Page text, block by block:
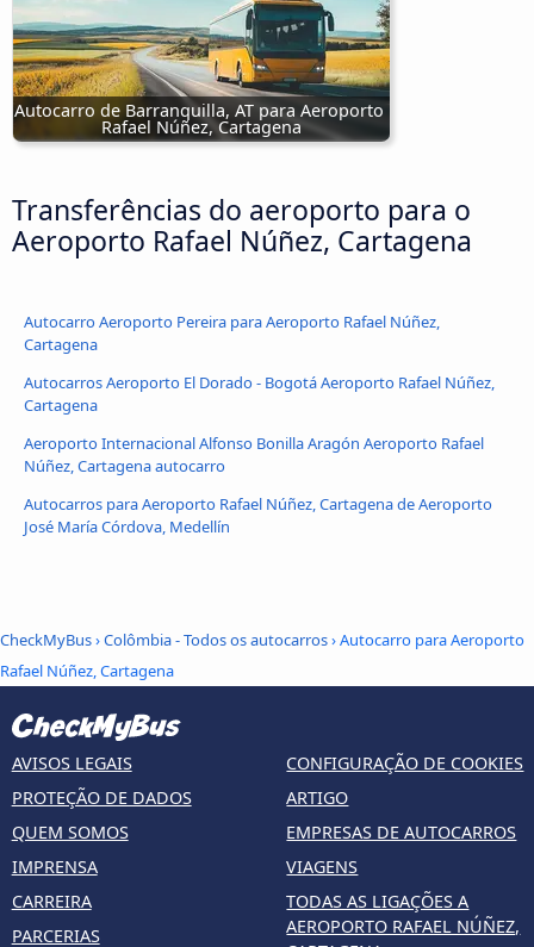
Autocarro de Barranquilla, AT para Aeroporto
Rafael Núñez, Cartagena
Transferências do aeroporto para o
Aeroporto Rafael Núñez, Cartagena
Autocarro Aeroporto Pereira para Aeroporto Rafael Núñez,
Cartagena
Autocarros Aeroporto El Dorado - Bogotá Aeroporto Rafael Núñez,
Cartagena
Aeroporto Internacional Alfonso Bonilla Aragón Aeroporto Rafael
Núñez, Cartagena autocarro
Autocarros para Aeroporto Rafael Núñez, Cartagena de Aeroporto
José María Córdova, Medellín
CheckMyBus›Colômbia - Todos os autocarros› Autocarro para Aeroporto
Rafael Núñez, Cartagena
AVISOS LEGAIS
PROTEÇÃO DE DADOS
QUEM SOMOS
IMPRENSA
CARREIRA
PARCERIAS
CONFIGURAÇÃO DE COOKIES
ARTIGO
EMPRESAS DE AUTOCARROS
VIAGENS
TODAS AS LIGAÇÕES A
AEROPORTO RAFAEL NÚÑEZ,